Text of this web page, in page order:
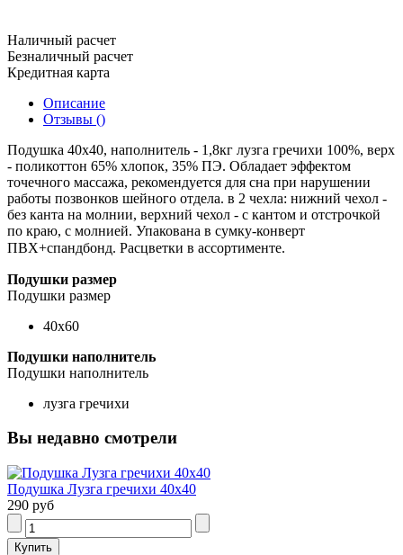
Наличный расчет
Безналичный расчет
Кредитная карта
Описание
Отзывы ()
Подушка 40х40, наполнитель - 1,8кг лузга гречихи 100%, верх
- поликоттон 65% хлопок, 35% ПЭ. Обладает эффектом
точечного массажа, рекомендуется для сна при нарушении
работы позвонков шейного отдела. в 2 чехла: нижний чехол -
без канта на молнии, верхний чехол - с кантом и отстрочкой
по краю, с молнией. Упакована в сумку-конверт
ПВХ+спандбонд. Расцветки в ассортименте.
Подушки размер
Подушки размер
40х60
Подушки наполнитель
Подушки наполнитель
лузга гречихи
Вы недавно смотрели
Подушка Лузга гречихи 40х40
290 руб